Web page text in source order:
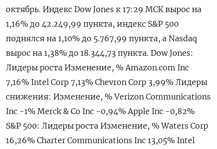
октябрь. Индекс Dow Jones к 17:29 МСК вырос на
1,16% до 42.249,99 пункта, индекс S&P 500
поднялся на 1,10% до 5.767,99​ пункта, а Nasdaq
вырос на 1,38% до 18.344,73 пункта. Dow Jones:
Лидеры роста Изменение, % Amazon.com Inc
7,16% Intel Corp 7,13% Chevron Corp 3,99% Лидеры
снижения: Изменение, % Verizon Communications
Inc -1% Merck & Co Inc -0,94% Apple Inc -0,82%
S&P 500: Лидеры роста Изменение, % Waters Corp
16,26% Charter Communications Inc 13,05% Intel